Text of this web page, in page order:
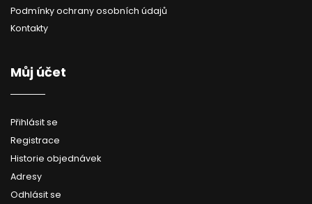
Podmínky ochrany osobních údajů
Kontakty
Můj účet
Přihlásit se
Registrace
Historie objednávek
Adresy
Odhlásit se